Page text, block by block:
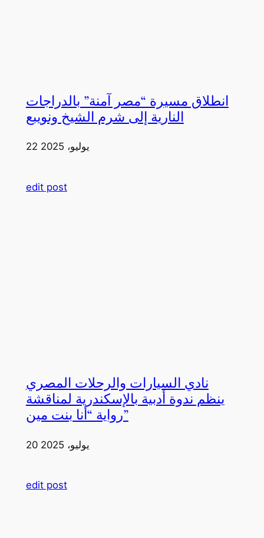
انطلاق مسيرة “مصر آمنة” بالدراجات
النارية إلى شرم الشيخ ونويبع
22 يوليو، 2025
edit post
نادي السيارات والرحلات المصري
ينظم ندوة أدبية بالإسكندرية لمناقشة
رواية “أنا بنت مين”
20 يوليو، 2025
edit post